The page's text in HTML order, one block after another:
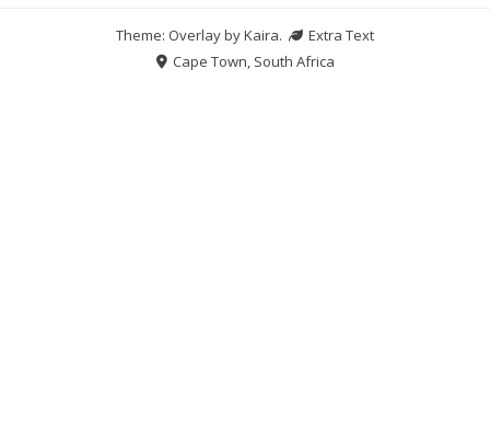
Theme: Overlay byKaira.
Extra Text
Cape Town, South Africa